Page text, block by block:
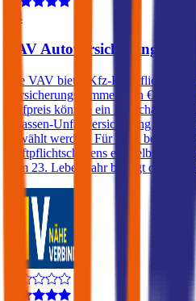
4,4
VAV Autoversicherung
Die VAV bietet Kfz-
Versicherungssummen von € 7,6,
Aufpreis können ein Freischaden,
Insassen-Unfallversicherung sowie
gewählt werden. Für nicht
Haftpflichtschadens ein
dem 23. Lebensjahr beträgt der